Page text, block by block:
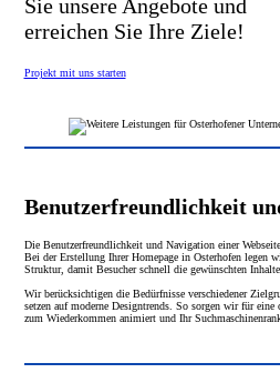
Sie unsere Angebote und
erreichen Sie Ihre Ziele!
Projekt mit uns starten
Benutzerfreundlichkeit
Die Benutzerfreundlichkeit und Navigation einer
Bei der Erstellung Ihrer Homepage in Osterhofen legen
Struktur, damit Besucher schnell die gewünschten
Wir berücksichtigen die Bedürfnisse verschiedener
setzen auf moderne Designtrends. So sorgen wir für
zum Wiederkommen animiert und Ihr